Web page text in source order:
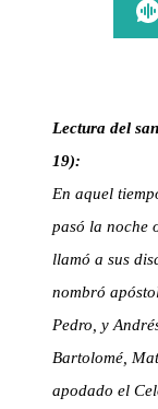
Lectura del
19):
En aquel
pasó la noche
llamó a sus
nombró
Pedro, y
Bartolomé,
apodado el